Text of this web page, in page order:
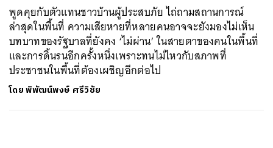
พูดคุยกับตัวแทนชาวบ้านผู้ประสบภัย ไถ่ถามสถานการณ์
ล่าสุดในพื้นที่ ความเสียหายที่หลายคนอาจจะยังมองไม่เห็น
บทบาทของรัฐบาลที่ยังคง ‘ไม่ผ่าน’ ในสายตาของคนในพื้นที่
และการดิ้นรนอีกครั้งหนึ่งเพราะทนไม่ไหวกับสภาพที่
ประชาชนในพื้นที่ต้องเผชิญอีกต่อไป
โดยพิพัฒน์พงษ์ ศรีวิชัย